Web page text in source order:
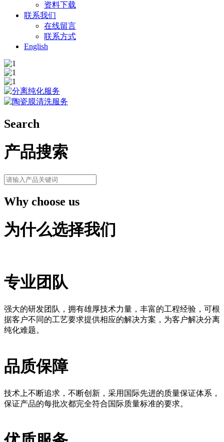
资料下载
联系我们
在线留言
联系方式
English
Search
产品搜索
Why choose us
为什么选择我们
专业团队
强大的研发团队，拥有雄厚技术力量，丰富的工程经验，可根
据客户不同的工艺要求提供相应的解决方案，为客户解决分离
纯化难题。
品质保障
技术上不断追求，不断创新，采用国际先进的质量保证体系，
保证产品的每批次都完全符合国际质量标准的要求。